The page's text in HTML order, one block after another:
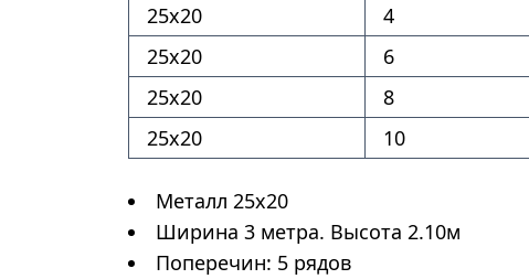
25х20
4
25х20
6
25х20
8
25х20
10
Металл 25х20
Ширина 3 метра. Высота 2.10м
Поперечин: 5 рядов